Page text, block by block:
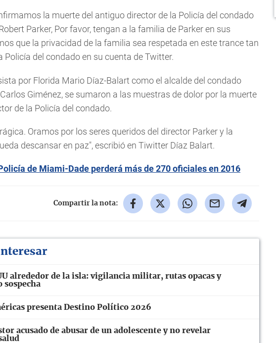
la muerte del antiguo director de la Policía del condado
Parker, Por favor, tengan a la familia de Parker en sus
que la privacidad de la familia sea respetada en este trance tan
Policía del condado en su cuenta de Twitter.
por Florida Mario Díaz-Balart como el alcalde del condado
Giménez, se sumaron a las muestras de dolor por la muerte
de la Policía del condado.
Oramos por los seres queridos del director Parker y la
descansar en paz", escribió en Tiwitter Díaz Balart.
de Miami-Dade perderá más de 270 oficiales en 2016
Compartir la nota:
alrededor de la isla: vigilancia militar, rutas opacas y
sospecha
presenta Destino Político 2026
acusado de abusar de un adolescente y no revelar